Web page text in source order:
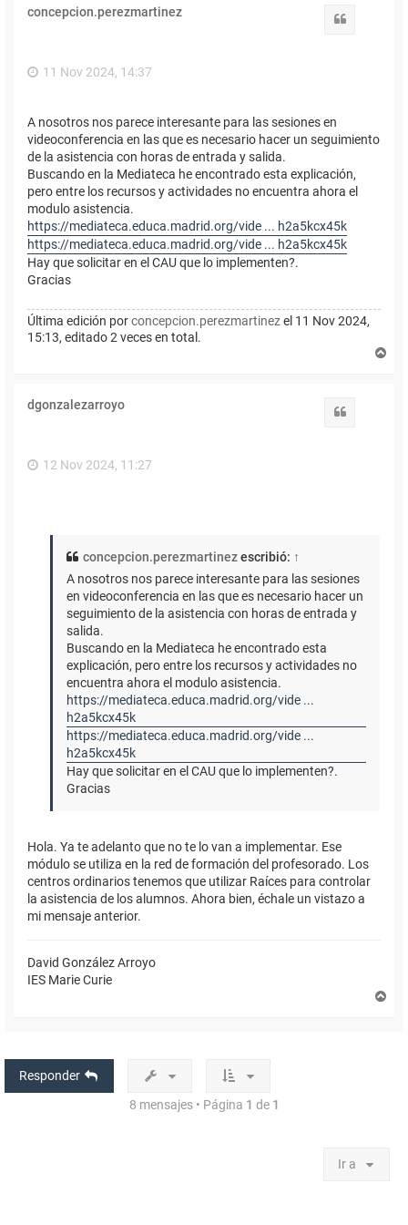
concepcion.perezmartinez
11 Nov 2024, 14:37
A nosotros nos parece interesante para las sesiones en
videoconferencia en las que es necesario hacer un seguimiento
de la asistencia con horas de entrada y salida.
Buscando en la Mediateca he encontrado esta explicación,
pero entre los recursos y actividades no encuentra ahora el
modulo asistencia.
https://mediateca.educa.madrid.org/vide ... h2a5kcx45k
https://mediateca.educa.madrid.org/vide ... h2a5kcx45k
Hay que solicitar en el CAU que lo implementen?.
Gracias
Última edición porconcepcion.perezmartinezel 11 Nov 2024,
15:13, editado 2 veces en total.
dgonzalezarroyo
12 Nov 2024, 11:27
concepcion.perezmartinezescribió: ↑
A nosotros nos parece interesante para las sesiones
en videoconferencia en las que es necesario hacer un
seguimiento de la asistencia con horas de entrada y
salida.
Buscando en la Mediateca he encontrado esta
explicación, pero entre los recursos y actividades no
encuentra ahora el modulo asistencia.
https://mediateca.educa.madrid.org/vide ...
h2a5kcx45k
https://mediateca.educa.madrid.org/vide ...
h2a5kcx45k
Hay que solicitar en el CAU que lo implementen?.
Gracias
Hola. Ya te adelanto que no te lo van a implementar. Ese
módulo se utiliza en la red de formación del profesorado. Los
centros ordinarios tenemos que utilizar Raíces para controlar
la asistencia de los alumnos. Ahora bien, échale un vistazo a
mi mensaje anterior.
David González Arroyo
IES Marie Curie
Responder
8 mensajes • Página 1 de 1
Ir a